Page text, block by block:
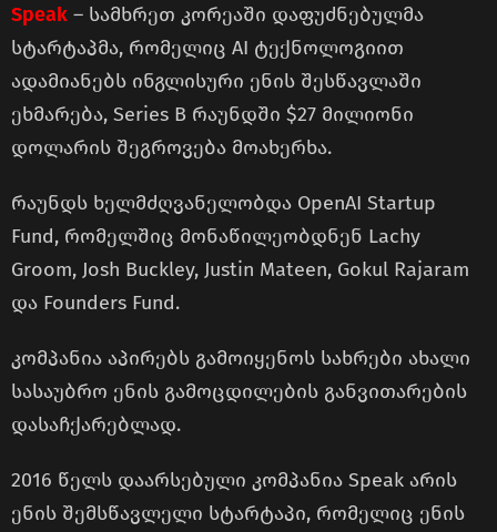
Speak – სამხრეთ კორეაში დაფუძნებულმა
სტარტაპმა, რომელიც AI ტექნოლოგიით
ადამიანებს ინგლისური ენის შესწავლაში
ეხმარება, Series B რაუნდში $27 მილიონი
დოლარის შეგროვება მოახერხა.
რაუნდს ხელმძღვანელობდა OpenAI Startup
Fund, რომელშიც მონაწილეობდნენ Lachy
Groom, Josh Buckley, Justin Mateen, Gokul Rajaram
და Founders Fund.
კომპანია აპირებს გამოიყენოს სახრები ახალი
სასაუბრო ენის გამოცდილების განვითარების
დასაჩქარებლად.
2016 წელს დაარსებული კომპანია Speak არის
ენის შემსწავლელი სტარტაპი, რომელიც ენის